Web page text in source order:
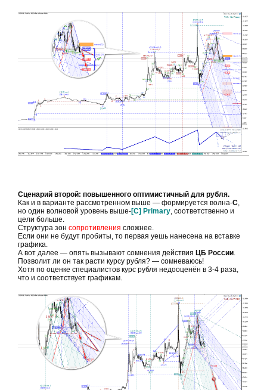
Сценарий второй: повышенного оптимистичный для рубля.
Как и в варианте рассмотренном выше — формируется волна-С,
но один волновой уровень выше-[C] Primary, соответственно и
цели больше.
Структура зон сопротивления сложнее.
Если они не будут пробиты, то первая уешь нанесена на вставке
графика.
А вот далее — опять вызывают сомнения действия ЦБ России.
Позволит ли он так расти курсу рубля? — сомневаюсь!
Хотя по оценке специалистов курс рубля недооценён в 3-4 раза,
что и соответствует графикам.